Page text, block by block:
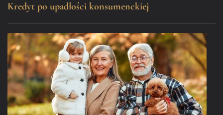
Kredyt po upadłości konsumenckiej